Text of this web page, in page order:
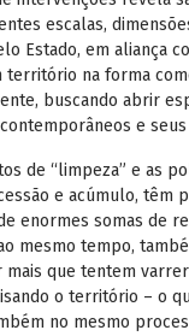
escalas,
Estado, em aliança
território na forma
buscando abrir
e
de “limpeza” e as
e acúmulo, têm
enormes somas de
mesmo tempo,
mais que tentem
o território – o
no mesmo